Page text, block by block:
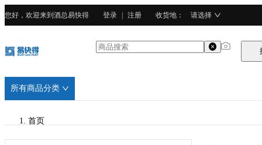
您好，欢迎来到酒总易快得 登录 注册 收货地 ： 请选择
所有商品分类
首页